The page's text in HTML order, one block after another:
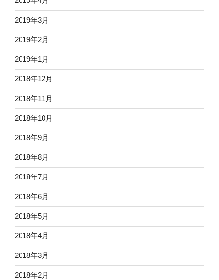
2019年3月
2019年2月
2019年1月
2018年12月
2018年11月
2018年10月
2018年9月
2018年8月
2018年7月
2018年6月
2018年5月
2018年4月
2018年3月
2018年2月